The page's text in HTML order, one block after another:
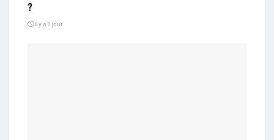
?
il y a 1 jour